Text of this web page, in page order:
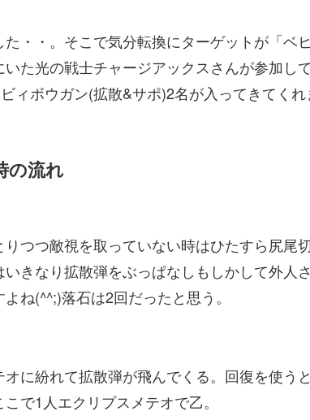
・・。そこで気分転換にターゲットが「ベ
た光の戦士チャージアックスさんが参加し
ィボウガン(拡散&サポ)2名が入ってきてくれ
の流れ
つつ敵視を取っていない時はひたすら尻尾切
きなり拡散弾をぶっぱなしもしかして外人
ね(^^;)落石は2回だったと思う。
に紛れて拡散弾が飛んでくる。回復を使う
で1人エクリプスメテオで乙。